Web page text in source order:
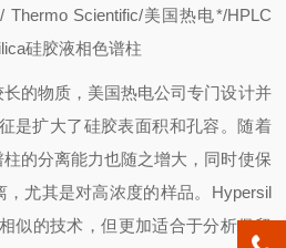
Thermo Scientific/美国热电*/HPLC
硅胶液相色谱柱
的物质， 美国热电公司专门设计并
是扩大了硅胶表面积和孔容。随着
的分离能力也随之增大，同时使保
尤其是对高浓度的样品。Hypersil
似的技术，但更加适合于分析保留